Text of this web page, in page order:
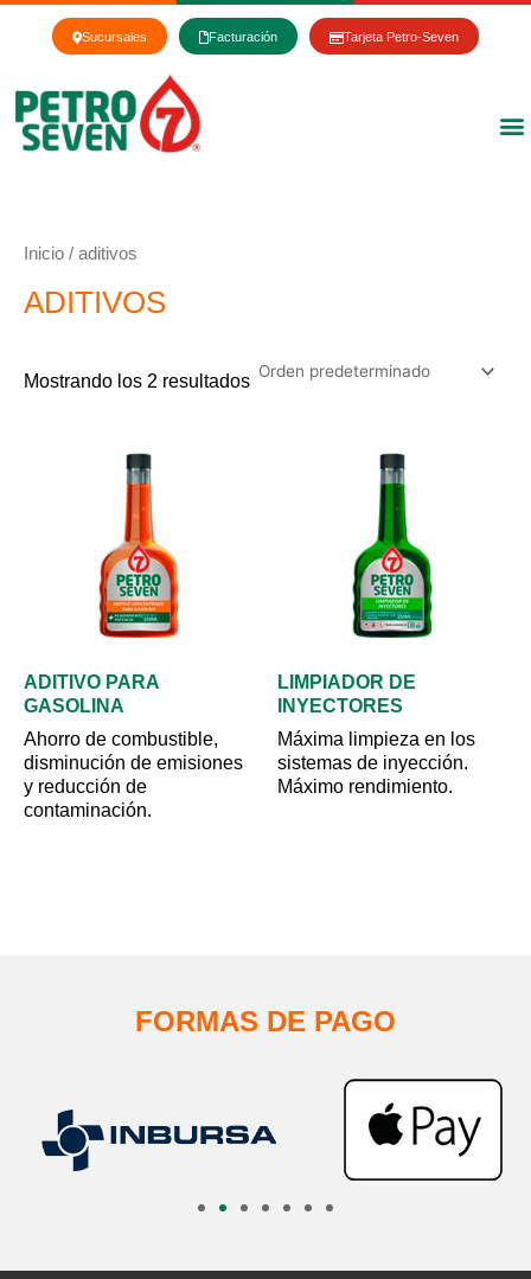
Ir
contenido
Sucursales Facturación Tarjeta Petro-Seven
Inicio / aditivos
ADITIVOS
Mostrando los 2 resultados
ADITIVO PARA
GASOLINA
Ahorro de combustible,
disminución de emisiones
y reducción de
contaminación.
LIMPIADOR DE
INYECTORES
Máxima limpieza en los
sistemas de inyección.
Máximo rendimiento.
FORMAS DE PAGO